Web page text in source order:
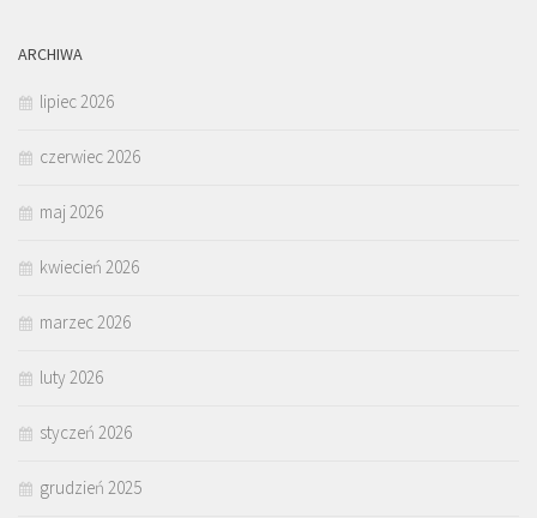
ARCHIWA
lipiec 2026
czerwiec 2026
maj 2026
kwiecień 2026
marzec 2026
luty 2026
styczeń 2026
grudzień 2025